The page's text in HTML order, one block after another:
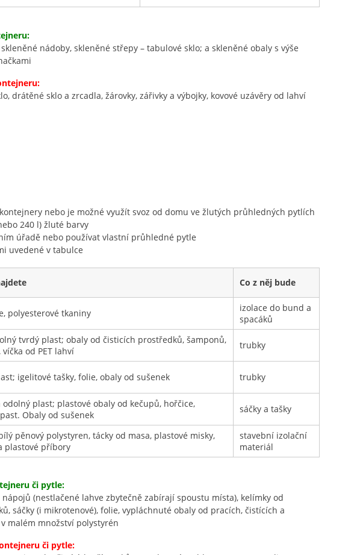
nádoby, skleněné střepy – tabulové sklo; a skleněné obaly s výše
drátěné sklo a zrcadla, žárovky, zářivky a výbojky, kovové uzávěry od lahví
nebo je možné využít svoz od domu ve žlutých průhledných pytlích
240 l) žluté barvy
úřadě nebo používat vlastní průhledné pytle
uvedené v tabulce
Co z něj bude
polyesterové tkaniny
izolace do bund a
spacáků
tvrdý plast; obaly od čisticích prostředků, šamponů,
víčka od PET lahví
trubky
igelitové tašky, folie, obaly od sušenek trubky
odolný plast; plastové obaly od kečupů, hořčice,
Obaly od sušenek
sáčky a tašky
pěnový polystyren, tácky od masa, plastové misky,
plastové příbory
stavební izolační
materiál
či pytle:
nápojů (nestlačené lahve zbytečně zabírají spoustu místa), kelímky od
sáčky (i mikrotenové), folie, vypláchnuté obaly od pracích, čistících a
malém množství polystyrén
či pytle: